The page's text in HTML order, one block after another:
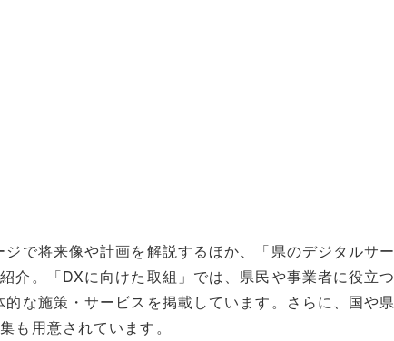
で将来像や計画を解説するほか、「県のデジタルサー
介。「DXに向けた取組」では、県民や事業者に役立つ
な施策・サービスを掲載しています。さらに、国や県
も用意されています。